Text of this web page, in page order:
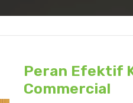
Peran Efektif
Commercial